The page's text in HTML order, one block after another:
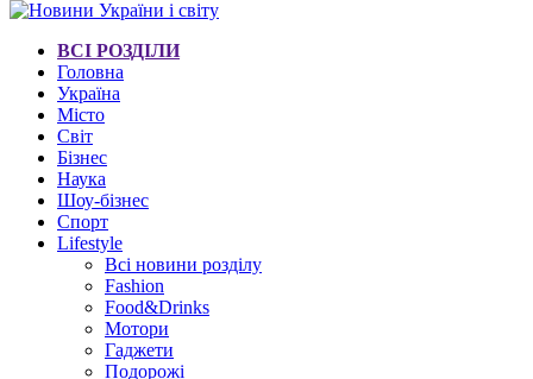
ВСІ РОЗДІЛИ
Головна
Україна
Місто
Світ
Бізнес
Наука
Шоу-бізнес
Спорт
Lifestyle
Всі новини розділу
Fashion
Food&Drinks
Мотори
Гаджети
Подорожі